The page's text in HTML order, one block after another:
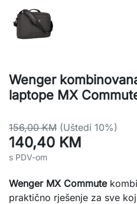
Wenger
laptope MX
156,00 KM (Uštedi 10%)
140,40 KM
s PDV-om
Wenger MX Commute
praktično rješenje za sve